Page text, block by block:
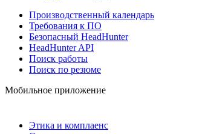
Производственный календарь
Требования к ПО
Безопасный HeadHunter
HeadHunter API
Поиск работы
Поиск по резюме
Мобильное приложение
Этика и комплаенс